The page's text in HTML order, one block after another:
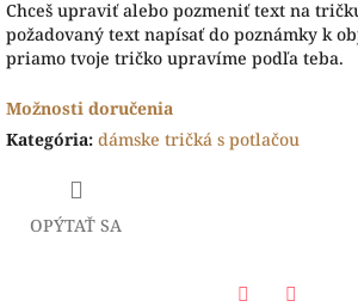
Chceš upraviť alebo pozmeniť text na
požadovaný text napísať do poznámky k
priamo tvoje tričko upravíme podľa teba.
Možnosti doručenia
Kategória: dámske tričká s potlačou
OPÝTAŤ SA